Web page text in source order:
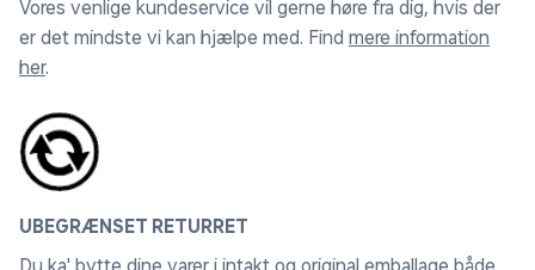
Følg Bilka på facebook
Fødevarestyrelsens smiley-rapporter (Bilka.dk)
e-mærket
KUNDESERVICE